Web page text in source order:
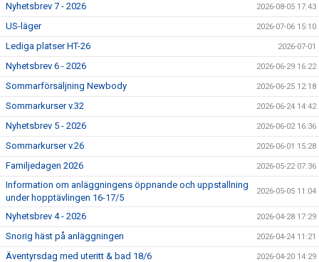
TORSDAGSDRESSYREN
BOKNINGAR
Nyhetsbrev 7 - 2026 2026-08-05 17:43
US-läger 2026-07-06 15:10
Lediga platser HT-26 2026-07-01
Nyhetsbrev 6 - 2026 2026-06-29 16:22
Sommarförsäljning Newbody 2026-06-25 12:18
Sommarkurser v.32 2026-06-24 14:42
Nyhetsbrev 5 - 2026 2026-06-02 16:36
Sommarkurser v.26 2026-06-01 15:28
Familjedagen 2026 2026-05-22 07:36
Information om anläggningens öppnande och uppstallning
under hopptävlingen 16-17/5
2026-05-05 11:04
Nyhetsbrev 4 - 2026 2026-04-28 17:29
Snorig häst på anläggningen 2026-04-24 11:21
Äventyrsdag med uteritt & bad 18/6 2026-04-20 14:29